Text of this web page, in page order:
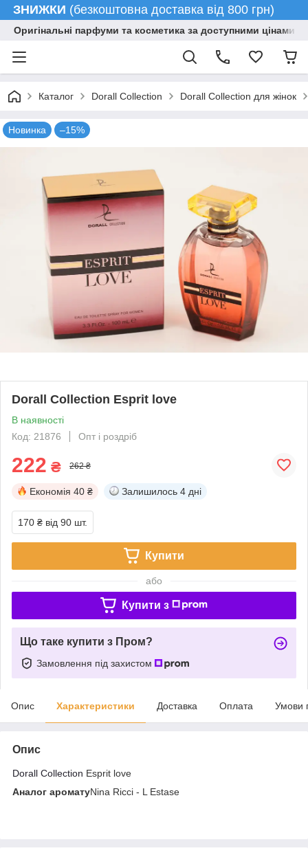
ЗНИЖКИ (безкоштовна доставка від 800 грн)
Оригінальні парфуми та косметика за доступними цінами
Каталог Dorall Collection Dorall Collection для жінок
Новинка –15%
Dorall Collection Esprit love
В наявності
Код: 21876
Опт і роздріб
222 ₴ 262 ₴
Економія 40 ₴ Залишилось 4 дні
170 ₴ від 90 шт.
Купити
або
Купити з
Що таке купити з Пром?
Замовлення під захистом
Опис Характеристики Доставка Оплата Умови
Опис
Dorall Collection Esprit love
Аналог ароматуNina Ricci - L Estase